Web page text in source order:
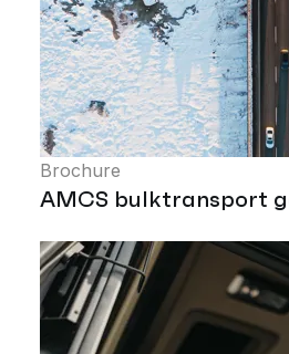
Brochure
AMCS bulktransport